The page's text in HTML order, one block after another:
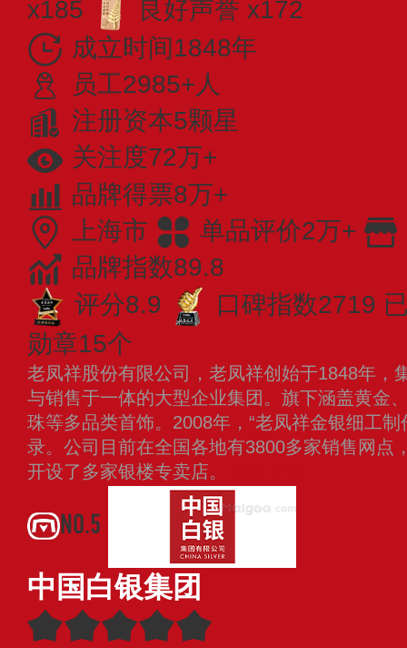
x185
良好声誉 x172
成立时间1848年
员工2985+人
注册资本5颗星
关注度72万+
品牌得票8万+
上海市
单品评价2万+
品牌指数89.8
评分8.9
口碑指数2719
勋章15个
老凤祥股份有限公司，老凤祥创始于1848年，
与销售于一体的大型企业集团。旗下涵盖黄金
珠等多品类首饰。2008年，“老凤祥金银细工
录。公司目前在全国各地有3800多家销售网点
开设了多家银楼专卖店。
NO.5
中国白银集团